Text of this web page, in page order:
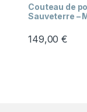
Couteau de
Sauveterre –
149,00€
Je réponds à